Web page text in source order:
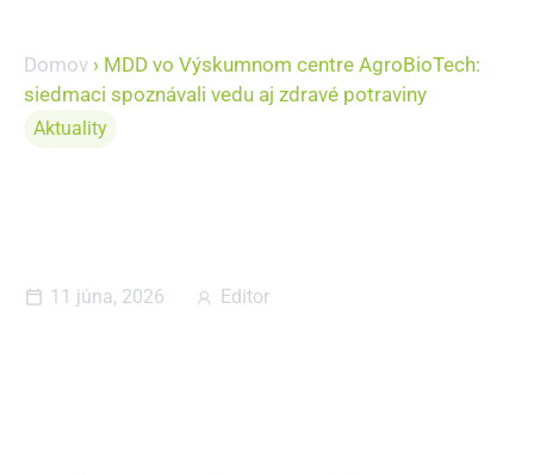
Domov › MDD vo Výskumnom centre AgroBioTech:
siedmaci spoznávali vedu aj zdravé potraviny
Aktuality
11 júna, 2026 Editor